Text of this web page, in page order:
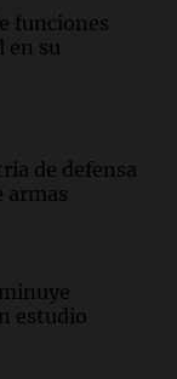
funciones
en su
de defensa
armas
estudio